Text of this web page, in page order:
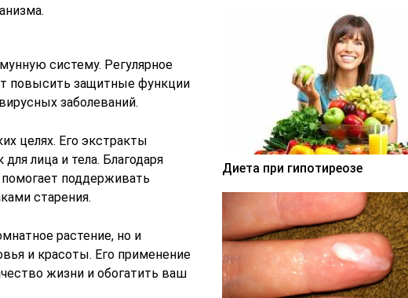
систему. Регулярное
повысить защитные функции
заболеваний.
целях. Его экстракты
лица и тела. Благодаря
поддерживать
старения.
растение, но и
и красоты. Его применение
жизни и обогатить ваш
Диета при гипотиреозе